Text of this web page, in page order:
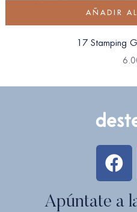
AÑADIR
17 Stamping
Apúntate a